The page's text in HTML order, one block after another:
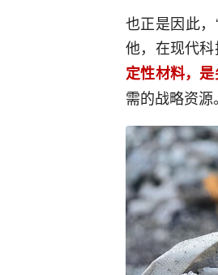
也正是因此
他，在现代科
定性材料，
需的战略资源